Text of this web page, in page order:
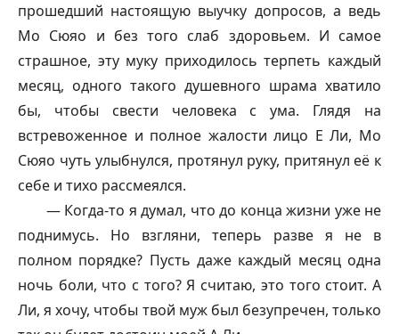
прошедший настоящую выучку допросов, а ведь
Мо Сюяо и без того слаб здоровьем. И самое
страшное, эту муку приходилось терпеть каждый
месяц, одного такого душевного шрама хватило
бы, чтобы свести человека с ума. Глядя на
встревоженное и полное жалости лицо Е Ли, Мо
Сюяо чуть улыбнулся, протянул руку, притянул её к
себе и тихо рассмеялся.
— Когда-то я думал, что до конца жизни уже не
поднимусь. Но взгляни, теперь разве я не в
полном порядке? Пусть даже каждый месяц одна
ночь боли, что с того? Я считаю, это того стоит. А
Ли, я хочу, чтобы твой муж был безупречен, только